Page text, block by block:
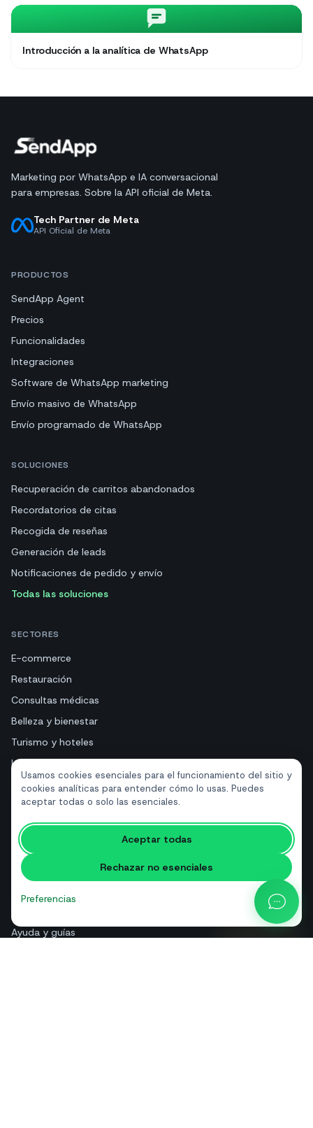
Usamos cookies esenciales para el funcionamiento del sitio y
cookies analíticas para entender cómo lo usas. Puedes
aceptar todas o solo las esenciales.
Aceptar todas
Rechazar no esenciales
Preferencias
Introducción a la analítica de WhatsApp
Marketing por WhatsApp e IA conversacional
para empresas. Sobre la API oficial de Meta.
Tech Partner de Meta
API Oficial de Meta
PRODUCTOS
SendApp Agent
Precios
Funcionalidades
Integraciones
Software de WhatsApp marketing
Envío masivo de WhatsApp
Envío programado de WhatsApp
SOLUCIONES
Recuperación de carritos abandonados
Recordatorios de citas
Recogida de reseñas
Generación de leads
Notificaciones de pedido y envío
Todas las soluciones
SECTORES
E-commerce
Restauración
Consultas médicas
Belleza y bienestar
Turismo y hoteles
Inmobiliarias
RECURSOS
Herramientas gratuitas
Glosario
Comparativas
Ayuda y guías